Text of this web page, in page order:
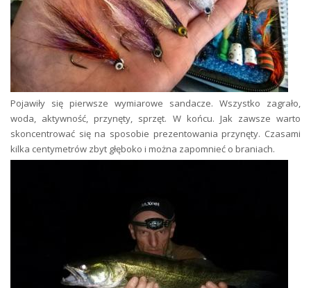
Pojawiły się pierwsze wymiarowe sandacze. Wszystko zagrało,
woda, aktywność, przynęty, sprzęt. W końcu. Jak zawsze warto
skoncentrować się na sposobie prezentowania przynęty. Czasami
kilka centymetrów zbyt głęboko i można zapomnieć o braniach.